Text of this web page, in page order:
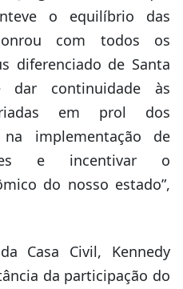
o equilíbrio das
com todos os
diferenciado de Santa
dar continuidade às
em prol dos
na implementação de
e incentivar o
do nosso estado”,
Casa Civil, Kennedy
da participação do